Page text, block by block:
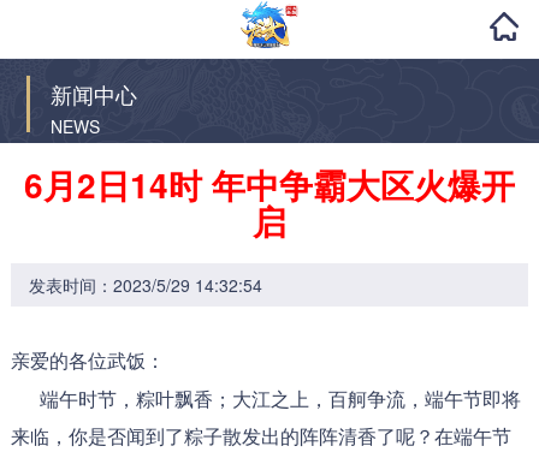
新闻中心
NEWS
6月2日14时 年中争霸大区火爆开
启
发表时间：2023/5/29 14:32:54
亲爱的各位武饭：
端午时节，粽叶飘香；大江之上，百舸争流，端午节即将
来临，你是否闻到了粽子散发出的阵阵清香了呢？在端午节